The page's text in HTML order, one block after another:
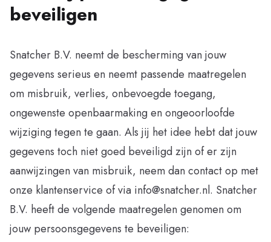
beveiligen
Snatcher B.V. neemt de bescherming van jouw
gegevens serieus en neemt passende maatregelen
om misbruik, verlies, onbevoegde toegang,
ongewenste openbaarmaking en ongeoorloofde
wijziging tegen te gaan. Als jij het idee hebt dat jouw
gegevens toch niet goed beveiligd zijn of er zijn
aanwijzingen van misbruik, neem dan contact op met
onze klantenservice of via info@snatcher.nl. Snatcher
B.V. heeft de volgende maatregelen genomen om
jouw persoonsgegevens te beveiligen: